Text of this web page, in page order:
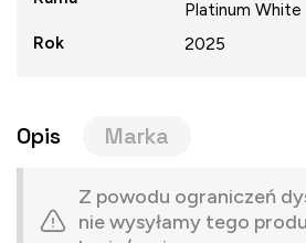
Platinum White
Rok
2025
Opis Marka
Z powodu ograniczeń
nie wysyłamy tego